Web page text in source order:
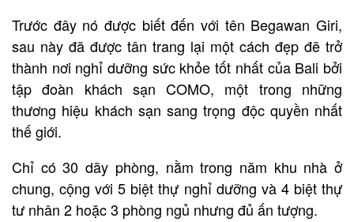
Trước đây nó được biết đến với tên Begawan Giri,
sau này đã được tân trang lại một cách đẹp đẽ trở
thành nơi nghỉ dưỡng sức khỏe tốt nhất của Bali bởi
tập đoàn khách sạn COMO, một trong những
thương hiệu khách sạn sang trọng độc quyền nhất
thế giới.
Chỉ có 30 dãy phòng, nằm trong năm khu nhà ở
chung, cộng với 5 biệt thự nghỉ dưỡng và 4 biệt thự
tư nhân 2 hoặc 3 phòng ngủ nhưng đủ ấn tượng.